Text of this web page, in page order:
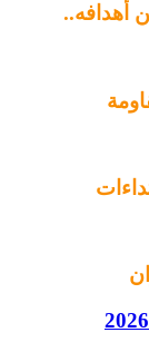
أهدافه..